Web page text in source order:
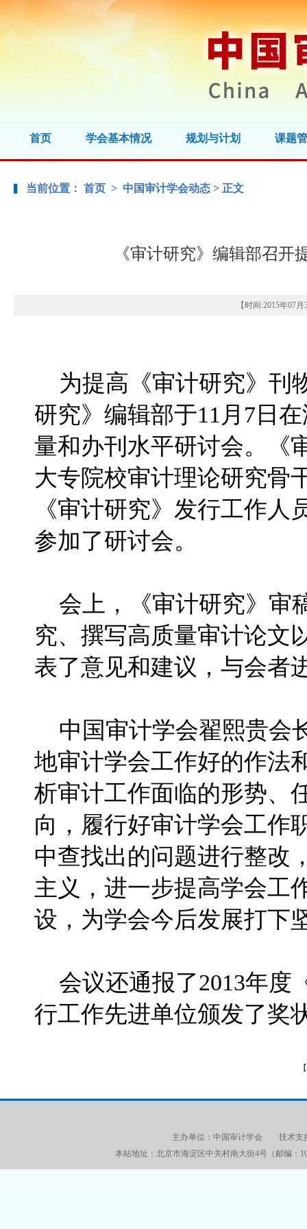
首页 学会基本情况 规划与计划 课题
当前位置： 首页 > 中国审计学会动态 > 正文
《审计研究》编辑部召
【时间:2015年07月
为提高《审计研究》刊
研究》编辑部于11月7日
量和办刊水平研讨会。《
大专院校审计理论研究骨
《审计研究》发行工作
参加了研讨会。
会上，《审计研究》审
究、撰写高质量审计论文
表了意见和建议，与会者
中国审计学会翟熙贵会
地审计学会工作好的作法
析审计工作面临的形势、
向，履行好审计学会工作
中查找出的问题进行整改
主义，进一步提高学会工
设，为学会今后发展打下
会议还通报了2013年度
行工作先进单位颁发了奖
主办单位：中国审计学会 技术支
本站地址：北京市海淀区中关村南大街4号（邮编：